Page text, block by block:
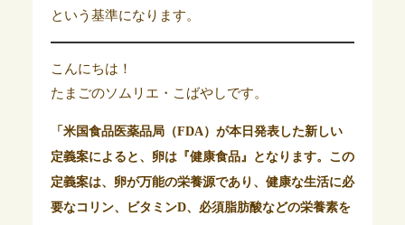
という基準になります。
こんにちは！
たまごのソムリエ・こばやしです。
「米国食品医薬品局（FDA）が本日発表した新しい
定義案によると、卵は『健康食品』となります。この
定義案は、卵が万能の栄養源であり、健康な生活に必
要なコリン、ビタミンD、必須脂肪酸などの栄養素を